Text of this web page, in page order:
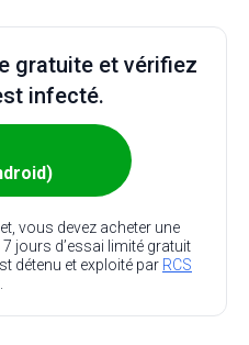
gratuite et vérifiez
infecté.
vous devez acheter une
jours d’essai limité gratuit
détenu et exploité par RCS